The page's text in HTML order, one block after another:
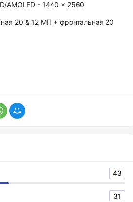
AMOLED - 1440 x 2560
20 & 12 МП + фронтальная 20
43
31